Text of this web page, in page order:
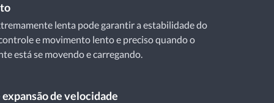
lenta pode garantir a estabilidade do
e movimento lento e preciso quando o
está se movendo e carregando.
expansão de velocidade